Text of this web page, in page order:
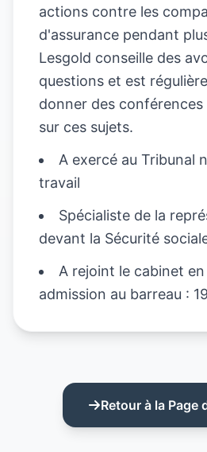
actions contre les
d'assurance pendant
Lesgold conseille des
questions et est
donner des
sur ces sujets.
A exercé au Tribunal
travail
Spécialiste de la
devant la Sécurité
A rejoint le cabinet
admission au barreau :
Retour à la Page